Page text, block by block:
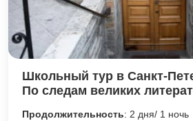
Школьный тур в Санкт-
По следам великих
Продолжительность: 2 дня/ 1 ночь